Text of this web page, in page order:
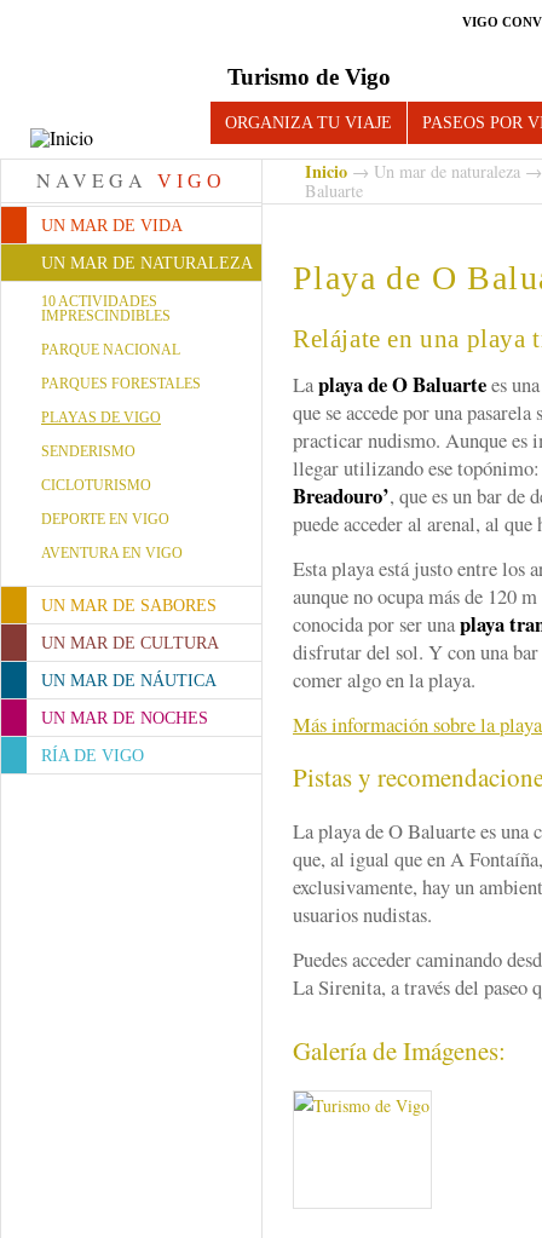
VIGO
Turismo de Vigo
ORGANIZA TU VIAJE PASEOS POR
NAVEGA VIGO
UN MAR DE VIDA
UN MAR DE NATURALEZA
10 ACTIVIDADES
IMPRESCINDIBLES
PARQUE NACIONAL
PARQUES FORESTALES
PLAYAS DE VIGO
SENDERISMO
CICLOTURISMO
DEPORTE EN VIGO
AVENTURA EN VIGO
UN MAR DE SABORES
UN MAR DE CULTURA
UN MAR DE NÁUTICA
UN MAR DE NOCHES
RÍA DE VIGO
Inicio → Un mar de naturaleza
Baluarte
Playa de O
Relájate en una playa
Laplaya de O Baluartees
que se accede por una pasarela
practicar nudismo. Aunque es
llegar utilizando ese
Breadouro’, que es un bar de
puede acceder al arenal, al
Esta playa está justo entre los
aunque no ocupa más de 120
conocida por ser unaplaya
disfrutar del sol. Y con una bar
comer algo en la playa.
Más información sobre la
Pistas y
La playa de O Baluarte es una
que, al igual que en A
exclusivamente, hay un
usuarios nudistas.
Puedes acceder caminando
La Sirenita, a través del paseo
Galería de Imágenes: